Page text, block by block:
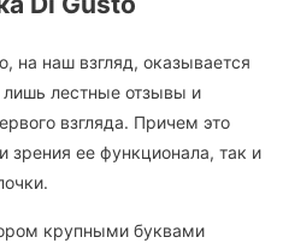
на наш взгляд, оказывается
лестные отзывы и
взгляда. Причем это
зрения ее функционала, так и
крупными буквами